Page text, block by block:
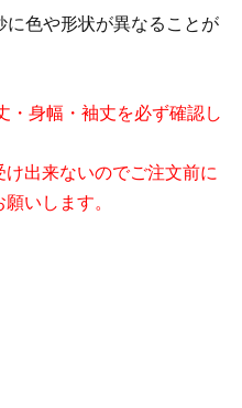
色や形状が異なることが
身幅・袖丈を必ず確認し
出来ないのでご注文前に
いします。